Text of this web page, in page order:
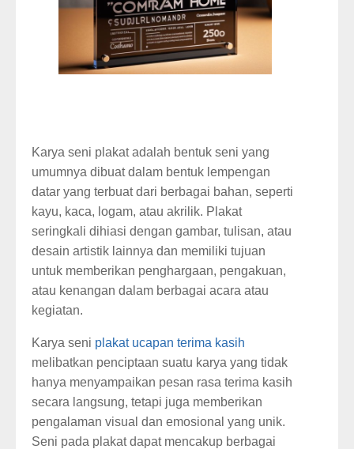
Karya seni plakat adalah bentuk seni yang
umumnya dibuat dalam bentuk lempengan
datar yang terbuat dari berbagai bahan, seperti
kayu, kaca, logam, atau akrilik. Plakat
seringkali dihiasi dengan gambar, tulisan, atau
desain artistik lainnya dan memiliki tujuan
untuk memberikan penghargaan, pengakuan,
atau kenangan dalam berbagai acara atau
kegiatan.
Karya seni plakat ucapan terima kasih
melibatkan penciptaan suatu karya yang tidak
hanya menyampaikan pesan rasa terima kasih
secara langsung, tetapi juga memberikan
pengalaman visual dan emosional yang unik.
Seni pada plakat dapat mencakup berbagai